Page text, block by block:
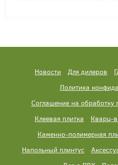
Новости Для дилеров
Политика
Соглашение на
Клеевая плитка
Кварц-
Каменно-полимерная
Напольный плинтус